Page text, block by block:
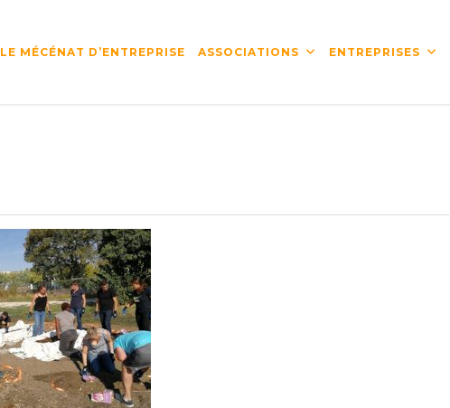
LE MÉCÉNAT D’ENTREPRISE ASSOCIATIONS ENTREPRISES